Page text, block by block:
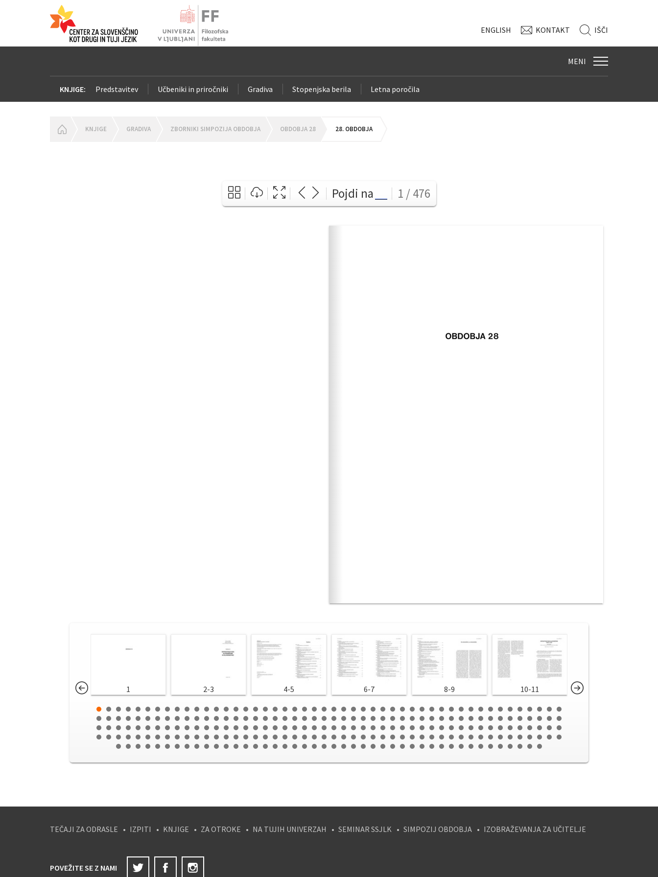
ENGLISH KONTAKT IŠČI
MENI
KNJIGE: Predstavitev Učbeniki in priročniki Gradiva Stopenjska berila Letna poročila
HOMEPAGE
KNJIGE GRADIVA ZBORNIKI SIMPOZIJA OBDOBJA OBDOBJA 28 28. OBDOBJA
Pojdi na 1 / 476
1 2-3 4-5 6-7 8-9 10-11
TEČAJI ZA ODRASLE IZPITI KNJIGE ZA OTROKE NA TUJIH UNIVERZAH SEMINAR SSJLK SIMPOZIJ OBDOBJA IZOBRAŽEVANJA ZA UČITELJE
POVEŽITE SE Z NAMI
Twitter Facebook